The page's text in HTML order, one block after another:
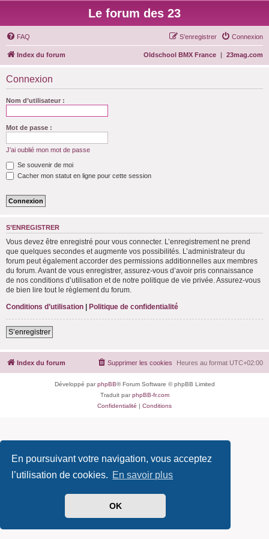
En poursuivant votre navigation, vous acceptez
l’utilisation de cookies. En savoir plus
OK
Le forum des 23
FAQ Connexion
S’enregistrer
Index du forum 23mag.com
|
Oldschool BMX France
Connexion
Nom d’utilisateur :
Mot de passe :
J’ai oublié mon mot de passe
Se souvenir de moi
Cacher mon statut en ligne pour cette session
S’ENREGISTRER
Vous devez être enregistré pour vous connecter. L’enregistrement ne prend
que quelques secondes et augmente vos possibilités. L’administrateur du
forum peut également accorder des permissions additionnelles aux membres
du forum. Avant de vous enregistrer, assurez-vous d’avoir pris connaissance
de nos conditions d’utilisation et de notre politique de vie privée. Assurez-vous
de bien lire tout le règlement du forum.
Conditions d’utilisation | Politique de confidentialité
S’enregistrer
Index du forum Heures au format UTC+02:00
Supprimer les cookies
Développé parphpBB® Forum Software © phpBB Limited
Traduit parphpBB-fr.com
Confidentialité | Conditions